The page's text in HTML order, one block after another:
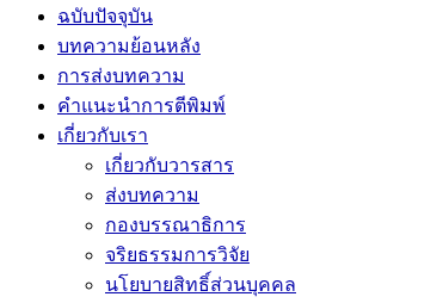
ฉบับปัจจุบัน
บทความย้อนหลัง
การส่งบทความ
คำแนะนำการตีพิมพ์
เกี่ยวกับเรา
เกี่ยวกับวารสาร
ส่งบทความ
กองบรรณาธิการ
จริยธรรมการวิจัย
นโยบายสิทธิ์ส่วนบุคคล